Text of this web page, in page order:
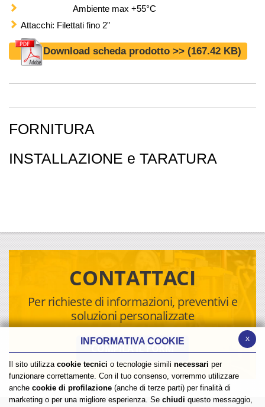
Ambiente max +55°C
Attacchi: Filettati fino 2"
Download scheda prodotto >> (167.42 KB)
FORNITURA
INSTALLAZIONE e TARATURA
CONTATTACI
Per richieste di informazioni, preventivi e
soluzioni personalizzate
COMPILA IL FORM
x
INFORMATIVA COOKIE
Il sito utilizza cookie tecnici o tecnologie simili necessari per
funzionare correttamente. Con il tuo consenso, vorremmo utilizzare
anche cookie di profilazione (anche di terze parti) per finalità di
marketing o per una migliore esperienza. Se chiudi questo messaggio,